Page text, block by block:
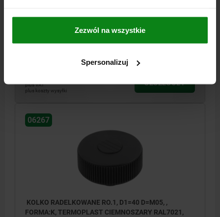
Zezwól na wszystkie
Spersonalizuj
ROZMIAR=3 D2=22
plus VAT
plus koszty wysyłki
SZCZEGÓŁY
06267
KOLKO RADELKOWANE RO.1, D1=40 D=M05, ,
FORMA:K, TERMOPLAST CIEMNOSZARY RAL7021,